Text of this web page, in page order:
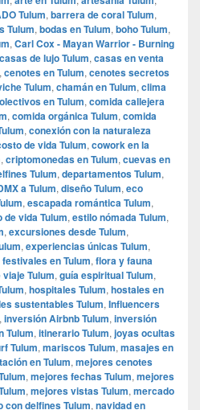
Tulum, barrera de coral Tulum,
Tulum, bodas en Tulum, boho Tulum,
, Carl Cox - Mayan Warrior - Burning
casas de lujo Tulum, casas en venta
, cenotes en Tulum, cenotes secretos
Tulum, chamán en Tulum, clima
en Tulum, comida callejera
, comida orgánica Tulum, comida
, conexión con la naturaleza
de vida Tulum, cowork en la
, criptomonedas en Tulum, cuevas en
Tulum, departamentos Tulum,
a Tulum, diseño Tulum, eco
, escapada romántica Tulum,
de vida Tulum, estilo nómada Tulum,
, excursiones desde Tulum,
, experiencias únicas Tulum,
festivales en Tulum, flora y fauna
viaje Tulum, guía espiritual Tulum,
, hospitales Tulum, hostales en
sustentables Tulum, Influencers
, inversión Airbnb Tulum, inversión
Tulum, itinerario Tulum, joyas ocultas
Tulum, mariscos Tulum, masajes en
en Tulum, mejores cenotes
, mejores fechas Tulum, mejores
, mejores vistas Tulum, mercado
con delfines Tulum, navidad en